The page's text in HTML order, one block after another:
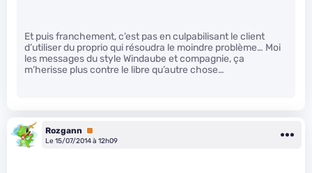
Et puis franchement, c’est pas en culpabilisant le client
d’utiliser du proprio qui résoudra le moindre problème… Moi
les messages du style Windaube et compagnie, ça
m’herisse plus contre le libre qu’autre chose…
Rozgann
Premium
Le 15/07/2014 à 12h09